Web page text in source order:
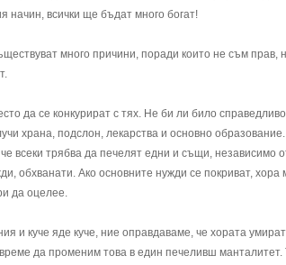
начин, всички ще бъдат много богат!
много причини, поради които не съм прав,
да се конкурират с тях. Не би ли било
храна, подслон, лекарства и основно
всеки трябва да печелят едни и същи, независимо
обхванати. Ако основните нужди се покриват, хора
да оцелее.
и куче яде куче, ние оправдаваме, че хората
да променим това в един печеливш манталитет.